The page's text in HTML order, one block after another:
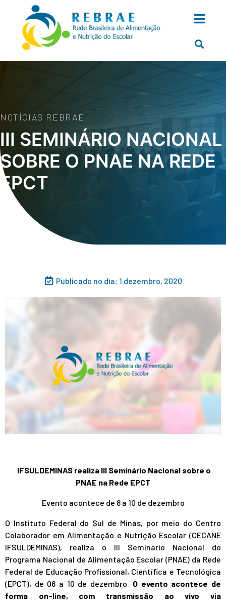
NOTÍCIAS REBRAE
III SEMINÁRIO NACIONAL
SOBRE O PNAE NA REDE
EPCT
Publicado no dia: 1 dezembro, 2020
IFSULDEMINAS realiza III Seminário Nacional sobre o
PNAE na Rede EPCT
Evento acontece de 8 a 10 de dezembro
O Instituto Federal do Sul de Minas, por meio do Centro
Colaborador em Alimentação e Nutrição Escolar (CECANE
IFSULDEMINAS), realiza o III Seminário Nacional do
Programa Nacional de Alimentação Escolar (PNAE) da Rede
Federal de Educação Profissional, Científica e Tecnológica
(EPCT), de 08 a 10 de dezembro. O evento acontece de
forma on-line, com transmissão ao vivo via